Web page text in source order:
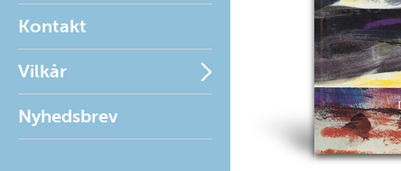
Kontakt
Vilkår
Nyhedsbrev